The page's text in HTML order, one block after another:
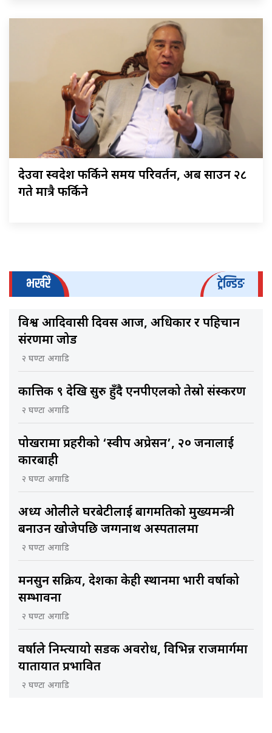
देउवा स्वदेश फर्किने समय परिवर्तन, अब साउन २८
गते मात्रै फर्किने
भर्खरै ट्रेन्डिङ
विश्व आदिवासी दिवस आज, अधिकार र पहिचान
संरक्षणमा जोड
२ घण्टा अगाडि
कात्तिक ९ देखि सुरु हुँदै एनपीएलको तेस्रो संस्करण
२ घण्टा अगाडि
पोखरामा प्रहरीको ‘स्वीप अप्रेसन’, २० जनालाई
कारबाही
२ घण्टा अगाडि
अध्यक्ष ओलीले घरबेटीलाई बागमतिको मुख्यमन्त्री
बनाउन खोजेपछि जग्गनाथ अस्पतालमा
२ घण्टा अगाडि
मनसुन सक्रिय, देशका केही स्थानमा भारी वर्षाको
सम्भावना
२ घण्टा अगाडि
वर्षाले निम्त्यायो सडक अवरोध, विभिन्न राजमार्गमा
यातायात प्रभावित
२ घण्टा अगाडि